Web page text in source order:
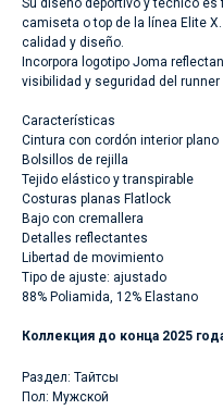
Su diseño deportivo y técnico
camiseta o top de la línea Elite
calidad y diseño.
Incorpora logotipo Joma
visibilidad y seguridad del
Características
Cintura con cordón interior plano
Bolsillos de rejilla
Tejido elástico y transpirable
Costuras planas Flatlock
Bajo con cremallera
Detalles reflectantes
Libertad de movimiento
Tipo de ajuste: ajustado
88% Poliamida, 12% Elastano
Коллекция до конца 2025
Раздел: Тайтсы
Пол: Мужской